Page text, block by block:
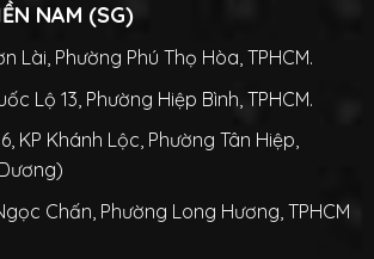
NAM (SG)
Lài, Phường Phú Thọ Hòa, TPHCM.
Lộ 13, Phường Hiệp Bình, TPHCM.
KP Khánh Lộc, Phường Tân Hiệp,
Chấn, Phường Long Hương, TPHCM